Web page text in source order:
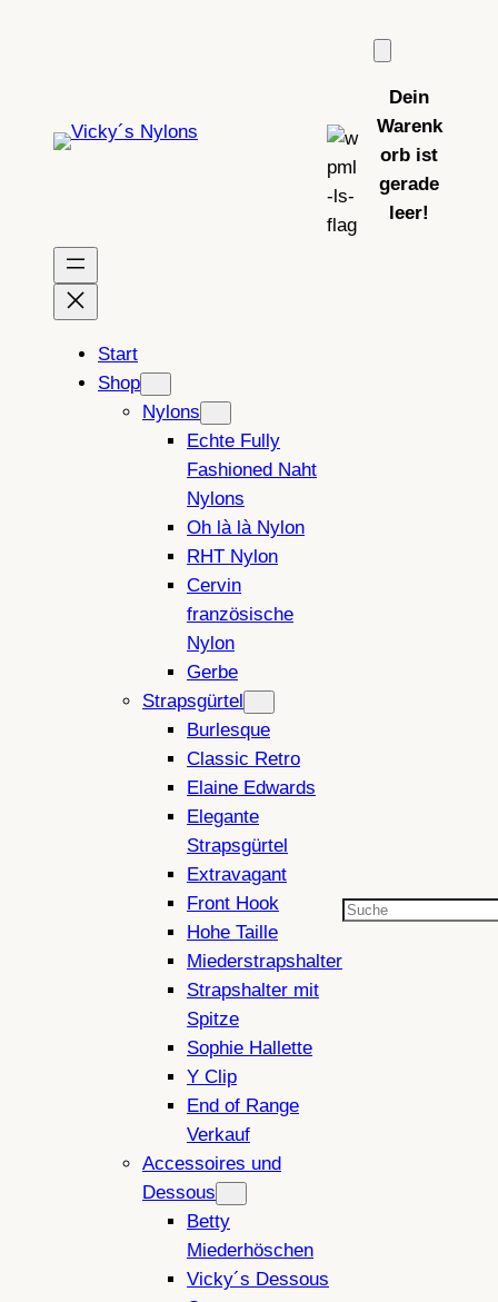
Dein
Warenk
orb ist
gerade
leer!
Start
Shop
Nylons
Echte Fully
Fashioned Naht
Nylons
Oh là là Nylon
RHT Nylon
Cervin
französische
Nylon
Gerbe
Strapsgürtel
Burlesque
Classic Retro
Elaine Edwards
Elegante
Strapsgürtel
Extravagant
Front Hook
Hohe Taille
Miederstrapshalter
Strapshalter mit
Spitze
Sophie Hallette
Y Clip
End of Range
Verkauf
Accessoires und
Dessous
Betty
Miederhöschen
Vicky´s Dessous
Suchen